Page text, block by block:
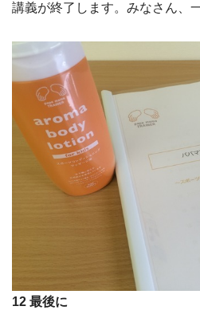
講義が終了します。みなさん、
12 最後に